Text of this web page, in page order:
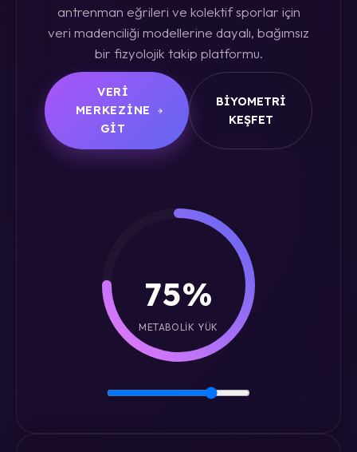
antrenman eğrileri ve kolektif sporlar için
veri madenciliği modellerine dayalı, bağımsız
bir fizyolojik takip platformu.
VERI
MERKEZINE
GIT
BIYOMETRI
KEŞFET
75%
METABOLIK YÜK